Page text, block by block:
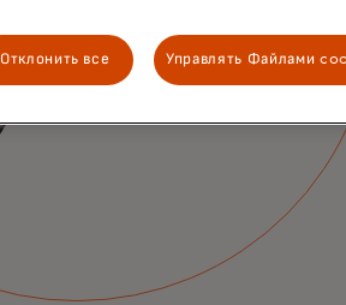
цифровой
Отклонить все Управлять Файлами